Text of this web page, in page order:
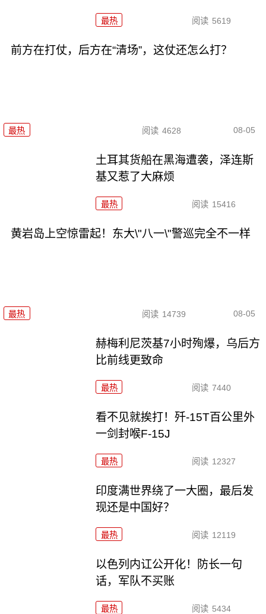
最热 阅读 5619
前方在打仗，后方在“清场”，这仗还怎么打？
最热 阅读 4628 08-05
土耳其货船在黑海遭袭，泽连斯
基又惹了大麻烦
最热 阅读 15416
黄岩岛上空惊雷起！东大\"八一\"警巡完全不一样
最热 阅读 14739 08-05
赫梅利尼茨基7小时殉爆，乌后方
比前线更致命
最热 阅读 7440
看不见就挨打！歼-15T百公里外
一剑封喉F-15J
最热 阅读 12327
印度满世界绕了一大圈，最后发
现还是中国好？
最热 阅读 12119
以色列内讧公开化！防长一句
话，军队不买账
最热 阅读 5434